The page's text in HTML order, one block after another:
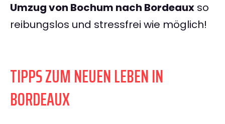
Umzug von Bochum nach Bordeaux so
reibungslos und stressfrei wie möglich!
TIPPS ZUM NEUEN LEBEN IN
BORDEAUX